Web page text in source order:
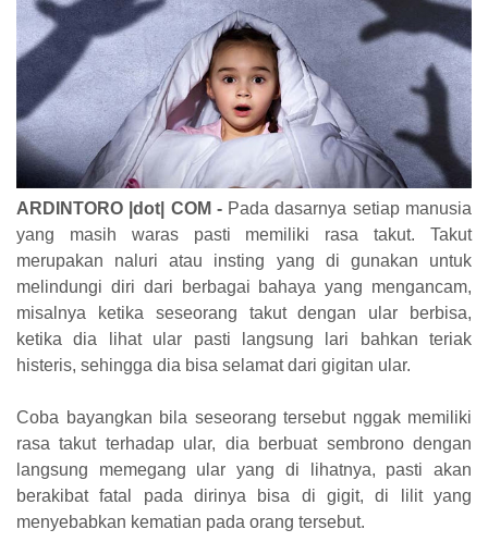
ARDINTORO |dot| COM - Pada dasarnya setiap manusia
yang masih waras pasti memiliki rasa takut. Takut
merupakan naluri atau insting yang di gunakan untuk
melindungi diri dari berbagai bahaya yang mengancam,
misalnya ketika seseorang takut dengan ular berbisa,
ketika dia lihat ular pasti langsung lari bahkan teriak
histeris, sehingga dia bisa selamat dari gigitan ular.
Coba bayangkan bila seseorang tersebut nggak memiliki
rasa takut terhadap ular, dia berbuat sembrono dengan
langsung memegang ular yang di lihatnya, pasti akan
berakibat fatal pada dirinya bisa di gigit, di lilit yang
menyebabkan kematian pada orang tersebut.